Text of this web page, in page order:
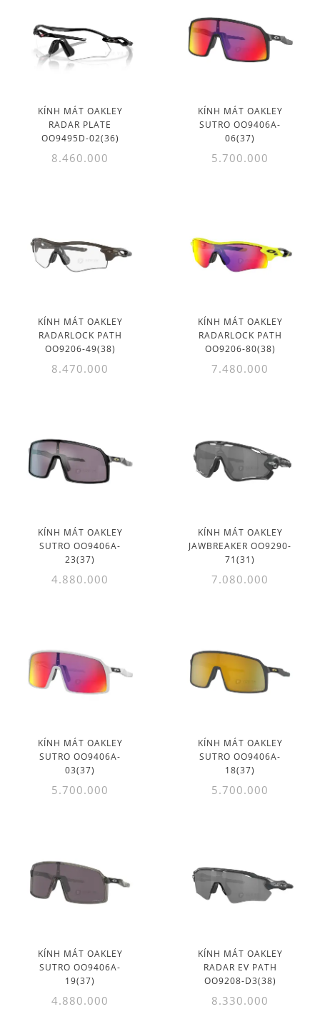
KÍNH MÁT OAKLEY
RADAR PLATE
OO9495D-02(36)
8.460.000
KÍNH MÁT OAKLEY
SUTRO OO9406A-
06(37)
5.700.000
KÍNH MÁT OAKLEY
RADARLOCK PATH
OO9206-49(38)
8.470.000
KÍNH MÁT OAKLEY
RADARLOCK PATH
OO9206-80(38)
7.480.000
KÍNH MÁT OAKLEY
SUTRO OO9406A-
23(37)
4.880.000
KÍNH MÁT OAKLEY
JAWBREAKER OO9290-
71(31)
7.080.000
KÍNH MÁT OAKLEY
SUTRO OO9406A-
03(37)
5.700.000
KÍNH MÁT OAKLEY
SUTRO OO9406A-
18(37)
5.700.000
KÍNH MÁT OAKLEY
SUTRO OO9406A-
19(37)
4.880.000
KÍNH MÁT OAKLEY
RADAR EV PATH
OO9208-D3(38)
8.330.000